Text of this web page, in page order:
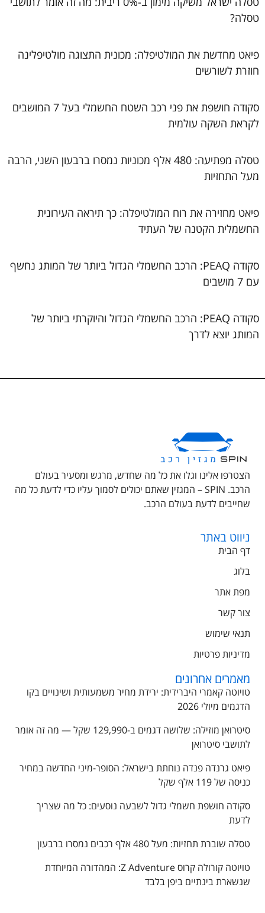
טסלה?
פיאט מחדשת את המולטיפלה: מכונית התצוגה מולטיפלינה
חוזרת לשורשים
סקודה חושפת את פני רכב השטח החשמלי בעל 7 המושבים
לקראת השקה עולמית
טסלה מפתיעה: 480 אלף מכוניות נמסרו ברבעון השני, הרבה
מעל התחזיות
פיאט מחזירה את רוח המולטיפלה: כך תיראה העירונית
החשמלית הקטנה של העתיד
סקודה PEAQ: הרכב החשמלי הגדול ביותר של המותג נחשף
עם 7 מושבים
סקודה PEAQ: הרכב החשמלי הגדול והיוקרתי ביותר של
המותג יוצא לדרך
הצטרפו אלינו וגלו את כל מה שחדש, מרגש ומסעיר בעולם
הרכב. SPIN – המגזין שאתם יכולים לסמוך עליו כדי לדעת כל מה
שחייבים לדעת בעולם הרכב.
ניווט באתר
דף הבית
בלוג
מפת אתר
צור קשר
תנאי שימוש
מדיניות פרטיות
מאמרים אחרונים
טויוטה קאמרי היברידית: ירידת מחיר משמעותית ושינויים בקו
הדגמים מיולי 2026
סיטרואן מוזילה: שלושה דגמים ב-129,990 שקל — מה זה אומר
לתושבי סיטרואן
פיאט גרנדה פנדה נוחתת בישראל: הסופר-מיני החדשה במחיר
כניסה של 119 אלף שקל
סקודה חושפת חשמלי גדול לשבעה נוסעים: כל מה שצריך
לדעת
טסלה שוברת תחזיות: מעל 480 אלף רכבים נמסרו ברבעון
טויוטה קורולה קרוס Z Adventure: המהדורה המיוחדת
שנשארת בינתיים ביפן בלבד